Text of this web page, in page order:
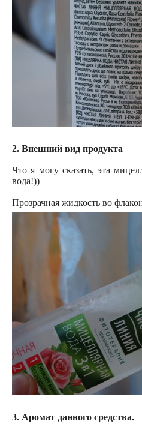
2. Внешний вид продукта
Что я могу сказать, эта
вода!))
Прозрачная жидкость во
3. Аромат данного средства.